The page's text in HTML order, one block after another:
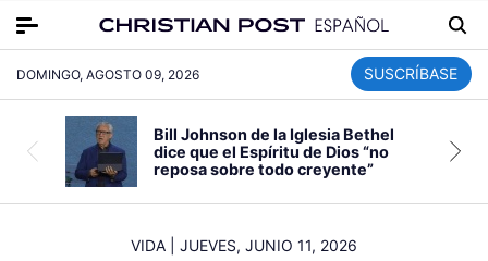
DOMINGO, AGOSTO 09, 2026 SUSCRÍBASE
Bill Johnson de la Iglesia Bethel
dice que el Espíritu de Dios “no
reposa sobre todo creyente”
VIDA JUEVES, JUNIO 11, 2026